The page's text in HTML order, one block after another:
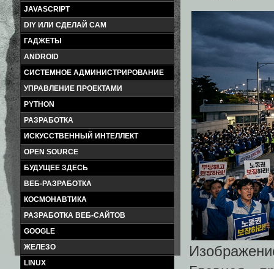
JAVASCRIPT
DIY ИЛИ СДЕЛАЙ САМ
ГАДЖЕТЫ
ANDROID
СИСТЕМНОЕ АДМИНИСТРИРОВАНИЕ
УПРАВЛЕНИЕ ПРОЕКТАМИ
PYTHON
РАЗРАБОТКА
ИСКУССТВЕННЫЙ ИНТЕЛЛЕКТ
OPEN SOURCE
БУДУЩЕЕ ЗДЕСЬ
ВЕБ-РАЗРАБОТКА
КОСМОНАВТИКА
РАЗРАБОТКА ВЕБ-САЙТОВ
GOOGLE
ЖЕЛЕЗО
LINUX